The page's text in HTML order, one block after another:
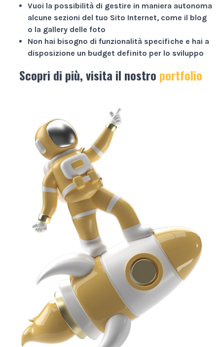
Vuoi la possibilità di gestire in maniera autonoma
alcune sezioni del tuo Sito Internet, come il blog
o la gallery delle foto
Non hai bisogno di funzionalità specifiche e hai a
disposizione un budget definito per lo sviluppo
Scopri di più, visita il nostro portfolio